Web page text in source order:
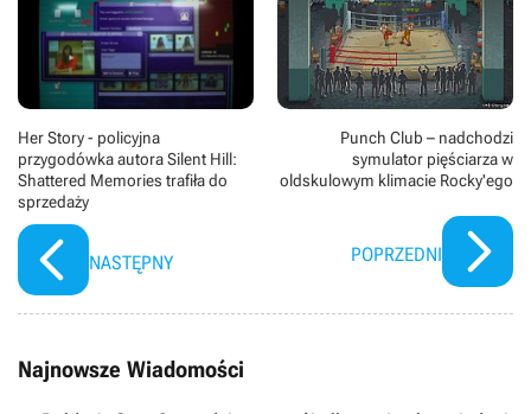
Her Story - policyjna
przygodówka autora Silent Hill:
Shattered Memories trafiła do
sprzedaży
NASTĘPNY
Punch Club – nadchodzi
symulator pięściarza w
oldskulowym klimacie Rocky'ego
POPRZEDNI
Najnowsze Wiadomości